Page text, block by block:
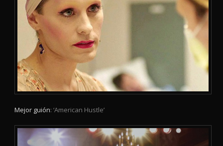
Mejor guión: ‘American Hustle’